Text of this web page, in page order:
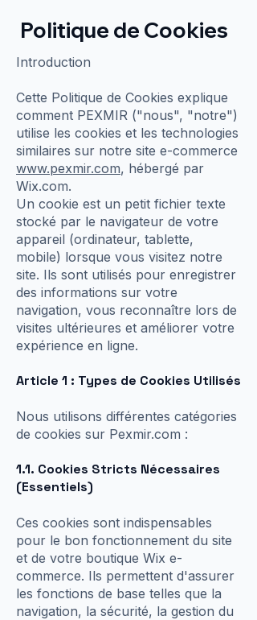
Politique de Cookies
Introduction
Cette Politique de Cookies explique
comment PEXMIR ("nous", "notre")
utilise les cookies et les technologies
similaires sur notre site e-commerce
www.pexmir.com, hébergé par
Wix.com.
Un cookie est un petit fichier texte
stocké par le navigateur de votre
appareil (ordinateur, tablette,
mobile) lorsque vous visitez notre
site. Ils sont utilisés pour enregistrer
des informations sur votre
navigation, vous reconnaître lors de
visites ultérieures et améliorer votre
expérience en ligne.
Article 1 : Types de Cookies Utilisés
Nous utilisons différentes catégories
de cookies sur Pexmir.com :
1.1. Cookies Stricts Nécessaires
(Essentiels)
Ces cookies sont indispensables
pour le bon fonctionnement du site
et de votre boutique Wix e-
commerce. Ils permettent d'assurer
les fonctions de base telles que la
navigation, la sécurité, la gestion du